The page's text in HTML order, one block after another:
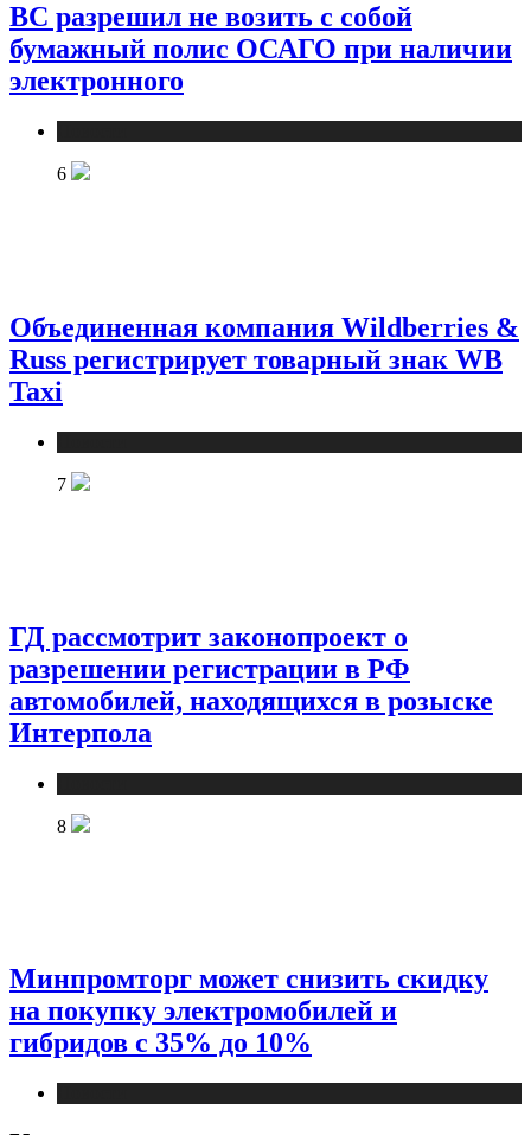
ВС разрешил не возить с собой
бумажный полис ОСАГО при наличии
электронного
6
Объединенная компания Wildberries &
Russ регистрирует товарный знак WB
Taxi
7
ГД рассмотрит законопроект о
разрешении регистрации в РФ
автомобилей, находящихся в розыске
Интерпола
8
Минпромторг может снизить скидку
на покупку электромобилей и
гибридов с 35% до 10%